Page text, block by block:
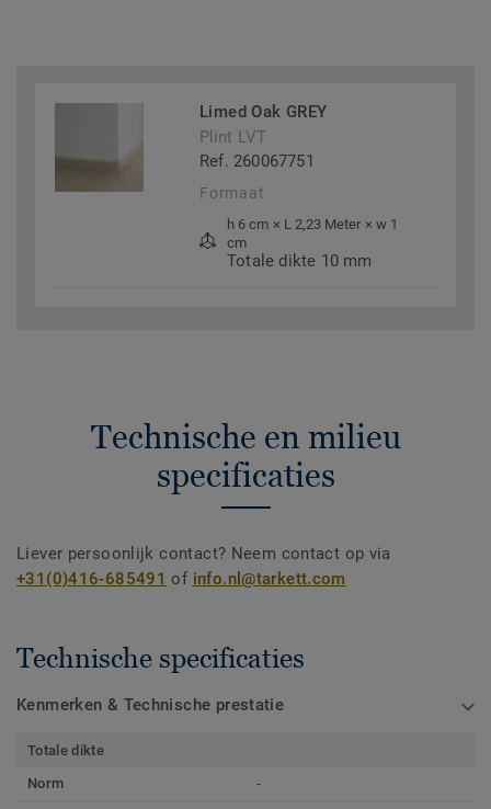
Limed Oak GREY
Plint LVT
Ref. 260067751
Formaat
h 6 cm × L 2,23 Meter × w 1
cm
Totale dikte 10 mm
Technische en milieu
specificaties
Liever persoonlijk contact? Neem contact op via
+31(0)416-685491 of info.nl@tarkett.com
Technische specificaties
Kenmerken & Technische prestatie
Totale dikte
Norm
-